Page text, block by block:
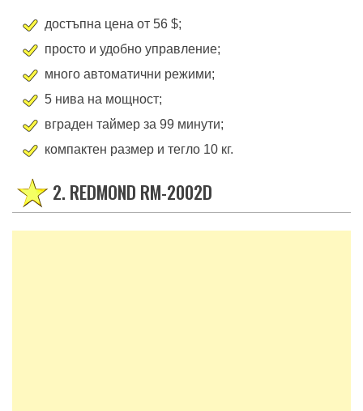
достъпна цена от 56 $;
просто и удобно управление;
много автоматични режими;
5 нива на мощност;
вграден таймер за 99 минути;
компактен размер и тегло 10 кг.
2. REDMOND RM-2002D